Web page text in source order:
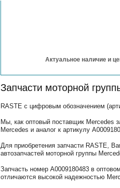
Актуальное наличие и
Запчасти моторной
RASTE с цифровым обозначением
Мы, как оптовый поставщик Mercedes
Mercedes и аналог к артикулу
Для приобретения запчасти RASTE,
автозапчастей моторной группы
Запчасть номер A0009180483 в
отличаются высокой надежностью